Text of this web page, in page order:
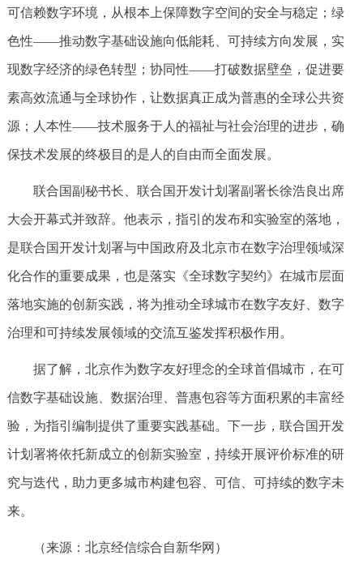
可信赖数字环境，从根本上保障数字空间的安全与稳定；绿
色性——推动数字基础设施向低能耗、可持续方向发展，实
现数字经济的绿色转型；协同性——打破数据壁垒，促进要
素高效流通与全球协作，让数据真正成为普惠的全球公共资
源；人本性——技术服务于人的福祉与社会治理的进步，确
保技术发展的终极目的是人的自由而全面发展。
联合国副秘书长、联合国开发计划署副署长徐浩良出席
大会开幕式并致辞。他表示，指引的发布和实验室的落地，
是联合国开发计划署与中国政府及北京市在数字治理领域深
化合作的重要成果，也是落实《全球数字契约》在城市层面
落地实施的创新实践，将为推动全球城市在数字友好、数字
治理和可持续发展领域的交流互鉴发挥积极作用。
据了解，北京作为数字友好理念的全球首倡城市，在可
信数字基础设施、数据治理、普惠包容等方面积累的丰富经
验，为指引编制提供了重要实践基础。下一步，联合国开发
计划署将依托新成立的创新实验室，持续开展评价标准的研
究与迭代，助力更多城市构建包容、可信、可持续的数字未
来。
（来源：北京经信综合自新华网）